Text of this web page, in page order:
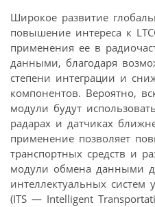
Широкое развитие
повышение интереса к
применения ее в
данными, благодаря
степени интеграции и
компонентов. Вероятно,
модули будут
радарах и датчиках
применение позволяет
транспортных средств и
модули обмена данными
интеллектуальных систем
(ITS — Intelligent